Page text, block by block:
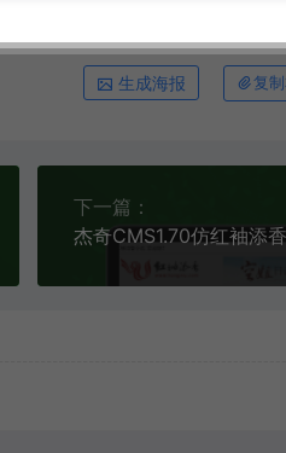
生成海报 复
下一篇：
杰奇CMS1.70仿红袖添